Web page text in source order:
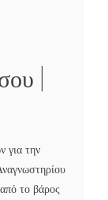
|
για την
το βάρος